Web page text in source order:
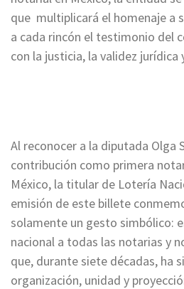
que multiplicará el homenaje a
a cada rincón el testimonio del
con la justicia, la validez jurídica
Al reconocer a la diputada Olga
contribución como primera
México, la titular de Lotería
emisión de este billete
solamente un gesto simbólico:
nacional a todas las notarias y
que, durante siete décadas, ha
organización, unidad y